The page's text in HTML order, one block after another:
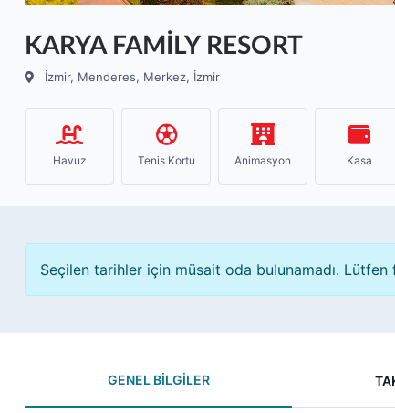
KARYA FAMİLY RESORT
İzmir, Menderes, Merkez, İzmir
Havuz Tenis Kortu Animasyon Kasa
Seçilen tarihler için müsait oda bulunamadı. Lütfen
GENEL BİLGİLER